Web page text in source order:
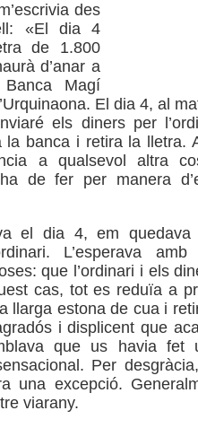
des
«El dia 4
de 1.800
d’anar a
Magí
El dia 4, al
els diners per
la banca i retira la lletra.
a qualsevol altra
de fer per manera
el dia 4, em
L’esperava
que l’ordinari i els
cas, tot es reduïa a
llarga estona de cua i
i displicent que
que us havia fet
Per
una excepció.
viarany.